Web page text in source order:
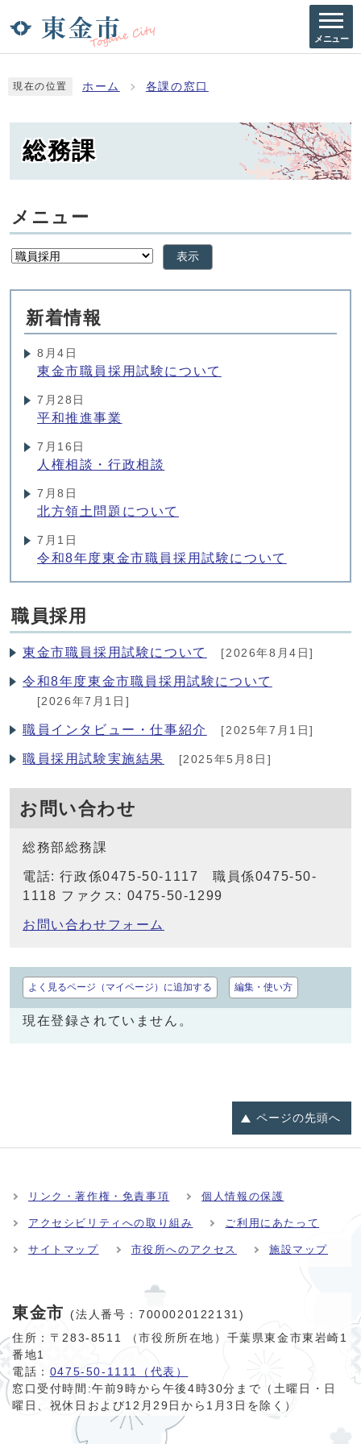
メニュー
現在の位置 ホーム 各課の窓口
総務課
メニュー
表示
新着情報
8月4日
東金市職員採用試験について
7月28日
平和推進事業
7月16日
人権相談・行政相談
7月8日
北方領土問題について
7月1日
令和8年度東金市職員採用試験について
職員採用
東金市職員採用試験について [2026年8月4日]
令和8年度東金市職員採用試験について
[2026年7月1日]
職員インタビュー・仕事紹介 [2025年7月1日]
職員採用試験実施結果 [2025年5月8日]
お問い合わせ
総務部総務課
電話: 行政係0475-50-1117 職員係0475-50-
1118 ファクス: 0475-50-1299
お問い合わせフォーム
よく見るページ（マイページ）に追加する 編集・使い方
現在登録されていません。
ページの先頭へ
リンク・著作権・免責事項 個人情報の保護
アクセシビリティへの取り組み ご利用にあたって
サイトマップ 市役所へのアクセス 施設マップ
東金市
(法人番号：7000020122131)
住所：〒283-8511 （市役所所在地）千葉県東金市東岩崎1
番地1
電話： 0475-50-1111（代表）
窓口受付時間:午前9時から午後4時30分まで（土曜日・日
曜日、祝休日および12月29日から1月3日を除く）